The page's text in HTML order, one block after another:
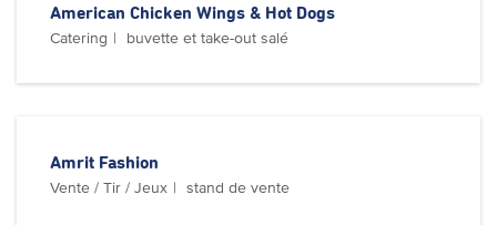
American Chicken Wings & Hot Dogs
Catering buvette et take-out salé
Amrit Fashion
Vente / Tir / Jeux stand de vente